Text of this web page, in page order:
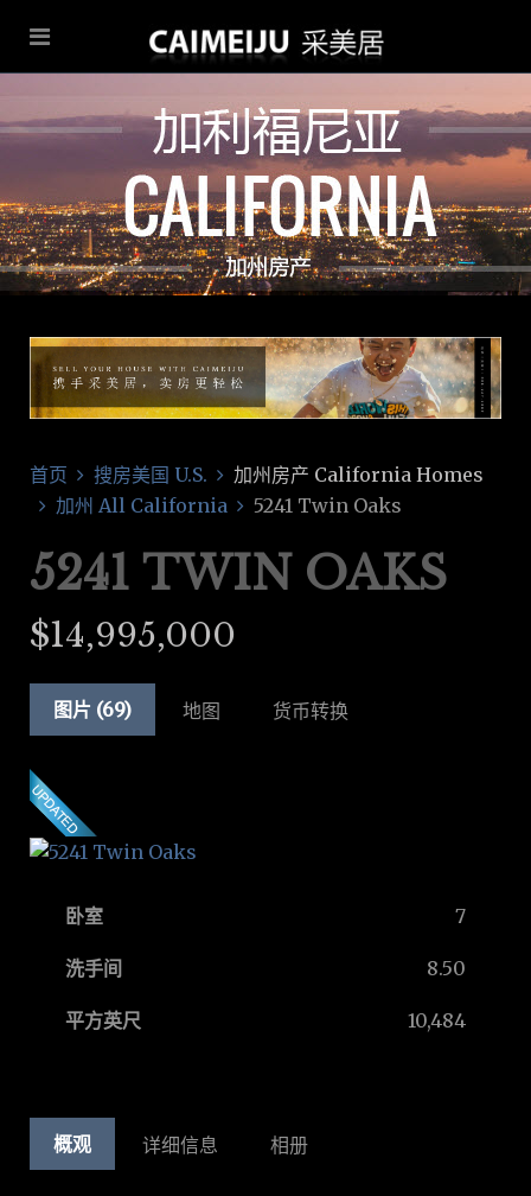
首页 搜房美国 U.S.
加州房产 California Homes
加州 All California
5241 Twin Oaks
5241 TWIN OAKS
$14,995,000
图片 (69) 地图 货币转换
卧室 7
洗手间 8.50
平方英尺 10,484
概观 详细信息 相册